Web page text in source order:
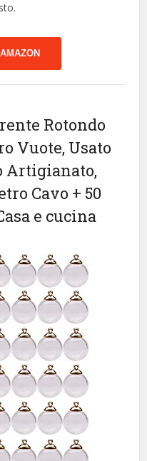
Rotondo
Vuote, Usato
Artigianato,
Cavo + 50
e cucina